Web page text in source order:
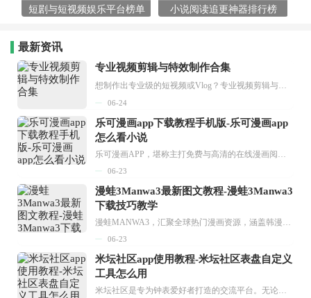
短剧与短视频娱乐平台榜单 小说阅读追更神器排行榜
最新资讯
专业视频剪辑与特效制作合集
06-24
乐可漫画app下载教程手机版-乐可漫画app
怎么看小说
乐可漫画APP，堪称主打免费与高清的在线漫画阅读神器。其官方版提供海量完整版漫画资源，无论是国内漫画，还是日漫、韩漫、台漫、美漫等国外漫画，应有尽有，随时供你阅读。只需轻点一下，便能直接进入阅读界面。不仅如此，乐可漫画最新版本更新速度极快，在这里，你总能抢先看到全网一手漫画章节内容！...
06-23
漫蛙3Manwa3最新图文教程-漫蛙3Manwa3
下载技巧教学
漫蛙MANWA3，汇聚全球热门漫画资源，涵盖韩漫、欧美漫画、国漫等多种类型，题材丰富多样，全方位满足用户阅读喜好。它不仅是阅读平台，更是创作平台，为广大用户打造零门槛创作环境。...
06-23
米坛社区app使用教程-米坛社区表盘自定义
工具怎么用
米坛社区是专为钟表爱好者打造的交流平台。无论你是初涉钟表领域的普通爱好者，还是拥有多年收藏经验的资深玩家，都能在此找到属于自己的天地。 无需注册，就能轻松参与其中。通过专业的讨论论坛与丰富的交互功能，你可与世界各地的钟表爱好者畅快交流。若你钟情于钟表，米坛社区无疑是值得一试的理想之选。在这里，你能获取最新的手表资讯，交流见解，提升鉴赏品味，让每一块手表都成为收藏故事中重要的一部分。感兴趣的朋友，不要错过下载机会。...